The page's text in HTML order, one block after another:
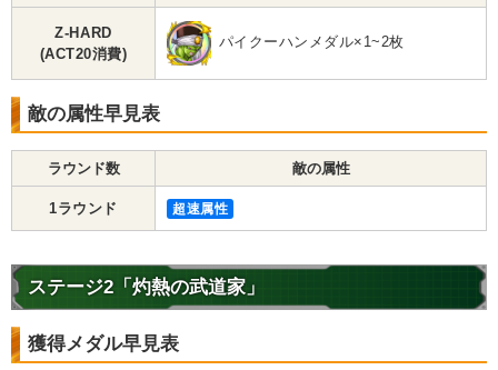
Z-HARD
(ACT20消費)
パイクーハンメダル×1~2枚
敵の属性早見表
ラウンド数 敵の属性
1ラウンド 超速属性
ステージ2「灼熱の武道家」
獲得メダル早見表